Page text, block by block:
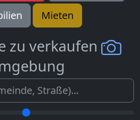
Mieten
zu verkaufen